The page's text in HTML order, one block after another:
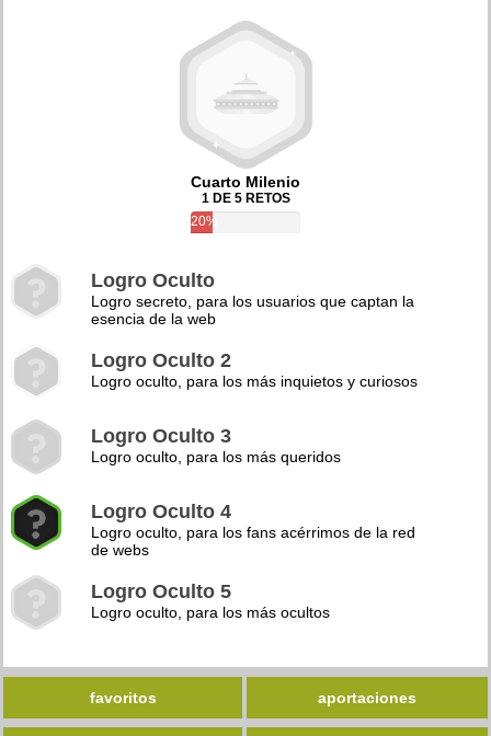
Cuarto Milenio
1 DE 5 RETOS
20%
Logro Oculto
Logro secreto, para los usuarios que captan la
esencia de la web
Logro Oculto 2
Logro oculto, para los más inquietos y curiosos
Logro Oculto 3
Logro oculto, para los más queridos
Logro Oculto 4
Logro oculto, para los fans acérrimos de la red
de webs
Logro Oculto 5
Logro oculto, para los más ocultos
favoritos aportaciones